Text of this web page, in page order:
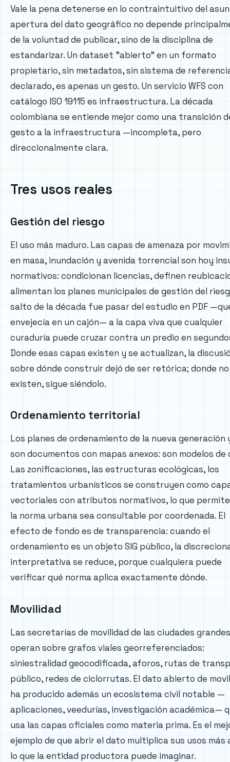
Vale la pena detenerse en lo contraintuitivo del
apertura del dato geográfico no depende
de la voluntad de publicar, sino de la disciplina de
estandarizar. Un dataset "abierto" en un formato
propietario, sin metadatos, sin sistema de
declarado, es apenas un gesto. Un servicio WFS con
catálogo ISO 19115 es infraestructura. La década
colombiana se entiende mejor como una transición
gesto a la infraestructura —incompleta, pero
direccionalmente clara.
Tres usos reales
Gestión del riesgo
El uso más maduro. Las capas de amenaza por
en masa, inundación y avenida torrencial son hoy
normativos: condicionan licencias, definen
alimentan los planes municipales de gestión del
salto de la década fue pasar del estudio en PDF
envejecía en un cajón— a la capa viva que cualquier
curaduría puede cruzar contra un predio en
Donde esas capas existen y se actualizan, la
sobre dónde construir dejó de ser retórica; donde no
existen, sigue siéndolo.
Ordenamiento territorial
Los planes de ordenamiento de la nueva generación
son documentos con mapas anexos: son modelos de
Las zonificaciones, las estructuras ecológicas, los
tratamientos urbanísticos se construyen como
vectoriales con atributos normativos, lo que
la norma urbana sea consultable por coordenada. El
efecto de fondo es de transparencia: cuando el
ordenamiento es un objeto SIG público, la
interpretativa se reduce, porque cualquiera puede
verificar qué norma aplica exactamente dónde.
Movilidad
Las secretarías de movilidad de las ciudades grandes
operan sobre grafos viales georreferenciados:
siniestralidad geocodificada, aforos, rutas de
público, redes de ciclorrutas. El dato abierto de
ha producido además un ecosistema civil notable —
aplicaciones, veedurías, investigación académica—
usa las capas oficiales como materia prima. Es el
ejemplo de que abrir el dato multiplica sus usos más
lo que la entidad productora puede imaginar.